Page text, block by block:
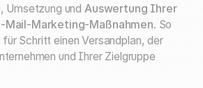
Umsetzung undAuswertung Ihrer
Mail-Marketing-Maßnahmen. So
Schritt einen Versandplan, der
und Ihrer Zielgruppe